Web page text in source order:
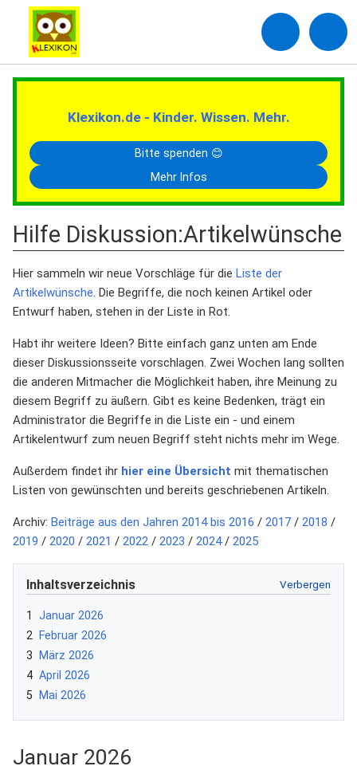
Klexikon.de - Kinder. Wissen. Mehr.
Bitte spenden 😊
Mehr Infos
Hilfe Diskussion:Artikelwünsche
Hier sammeln wir neue Vorschläge für die Liste der
Artikelwünsche. Die Begriffe, die noch keinen Artikel oder
Entwurf haben, stehen in der Liste in Rot.
Habt ihr weitere Ideen? Bitte einfach ganz unten am Ende
dieser Diskussionsseite vorschlagen. Zwei Wochen lang sollten
die anderen Mitmacher die Möglichkeit haben, ihre Meinung zu
diesem Begriff zu äußern. Gibt es keine Bedenken, trägt ein
Administrator die Begriffe in die Liste ein - und einem
Artikelentwurf zum neuen Begriff steht nichts mehr im Wege.
Außerdem findet ihr hier eine Übersicht mit thematischen
Listen von gewünschten und bereits geschriebenen Artikeln.
Archiv: Beiträge aus den Jahren 2014 bis 2016 / 2017 / 2018 /
2019 / 2020 / 2021 / 2022 / 2023 / 2024/ 2025
Inhaltsverzeichnis
1
Januar 2026
2
Februar 2026
3
März 2026
4 April 2026
5
Mai 2026
Januar 2026